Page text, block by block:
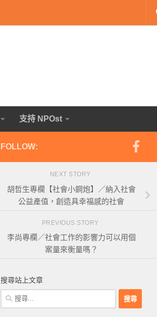
支持 NPOst
FOLLOW:
NEXT STORY
胡哲生專欄【社會小鋼炮】／納入社會
公益產值，創造具幸福感的社會
PREVIOUS STORY
李尚專欄／社會工作的影響力可以用個
案量來衡量嗎？
搜尋站上文章
搜
尋